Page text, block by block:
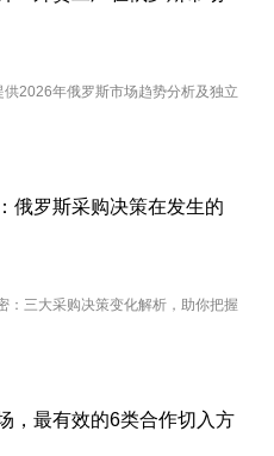
2026年俄罗斯市场趋势分析及独立
俄罗斯采购决策在发生的
：三大采购决策变化解析，助你把握
，最有效的6类合作切入方